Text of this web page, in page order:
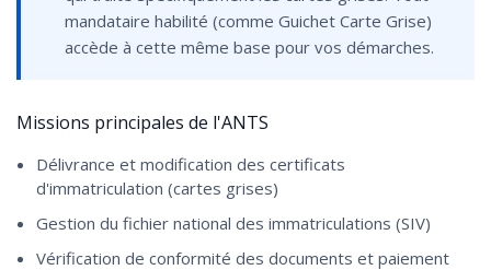
mandataire habilité (comme Guichet Carte Grise)
accède à cette même base pour vos démarches.
Missions principales de l'ANTS
Délivrance et modification des certificats
d'immatriculation (cartes grises)
Gestion du fichier national des immatriculations (SIV)
Vérification de conformité des documents et paiement